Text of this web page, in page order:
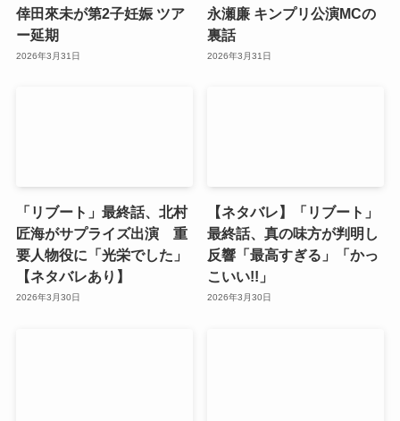
倖田來未が第2子妊娠 ツア
ー延期
2026年3月31日
永瀬廉 キンプリ公演MCの
裏話
2026年3月31日
「リブート」最終話、北村
匠海がサプライズ出演 重
要人物役に「光栄でした」
【ネタバレあり】
2026年3月30日
【ネタバレ】「リブート」
最終話、真の味方が判明し
反響「最高すぎる」「かっ
こいい!!」
2026年3月30日